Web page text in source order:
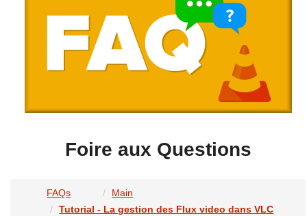
Foire aux Questions
FAQs
Main
Tutorial - La gestion des Flux video dans VLC